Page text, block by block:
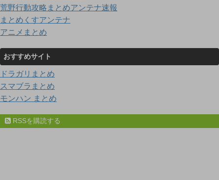
荒野行動攻略まとめアンテナ速報
まとめくすアンテナ
アニメまとめ
おすすめサイト
ドラガリまとめ
スマブラまとめ
モンハン まとめ
RSSを購読する